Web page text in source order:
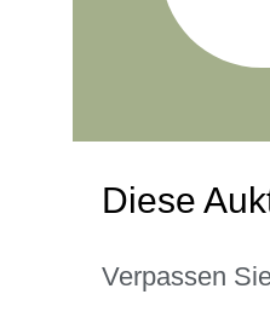
Diese
Verpassen